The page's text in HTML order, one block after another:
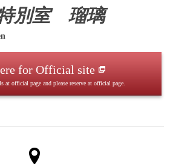
別室 瑠璃
for Official site
at official page and please reserve at official page.